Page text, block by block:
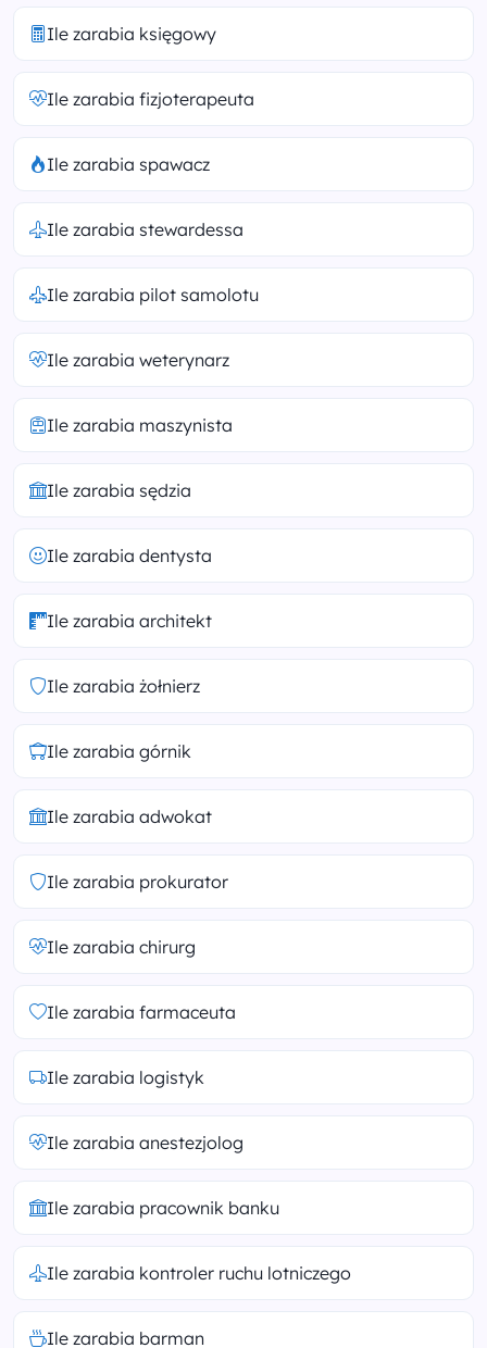
Ile zarabia księgowy
Ile zarabia fizjoterapeuta
Ile zarabia spawacz
Ile zarabia stewardessa
Ile zarabia pilot samolotu
Ile zarabia weterynarz
Ile zarabia maszynista
Ile zarabia sędzia
Ile zarabia dentysta
Ile zarabia architekt
Ile zarabia żołnierz
Ile zarabia górnik
Ile zarabia adwokat
Ile zarabia prokurator
Ile zarabia chirurg
Ile zarabia farmaceuta
Ile zarabia logistyk
Ile zarabia anestezjolog
Ile zarabia pracownik banku
Ile zarabia kontroler ruchu lotniczego
Ile zarabia barman